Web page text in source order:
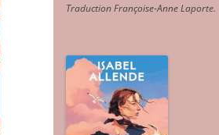
Traduction Françoise-Anne Laporte.